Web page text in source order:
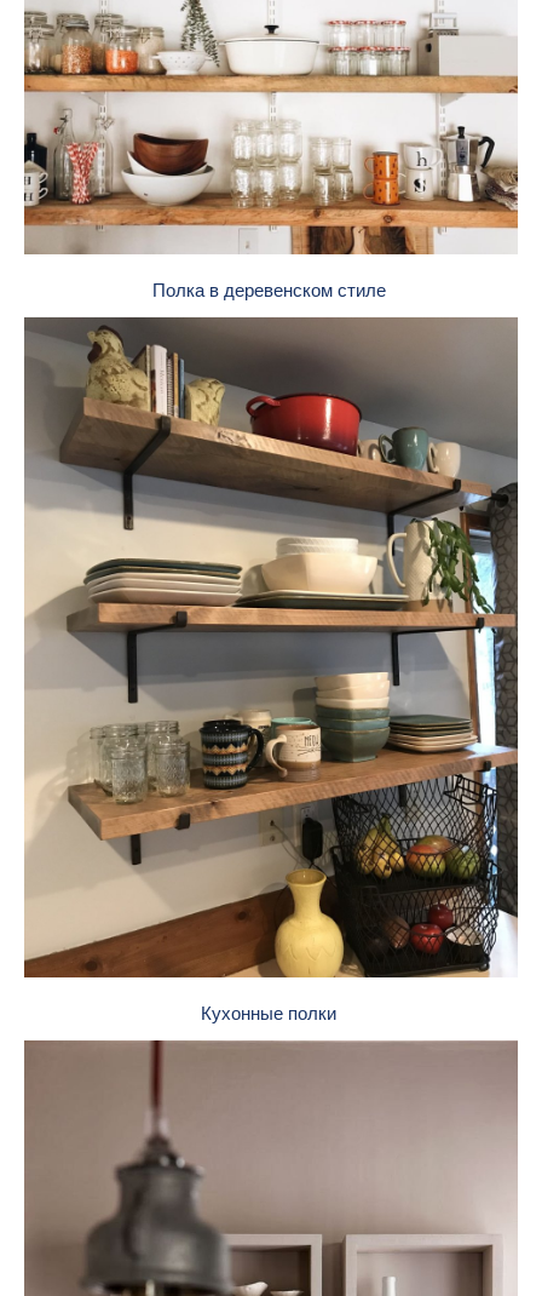
Полка в деревенском стиле
Кухонные полки